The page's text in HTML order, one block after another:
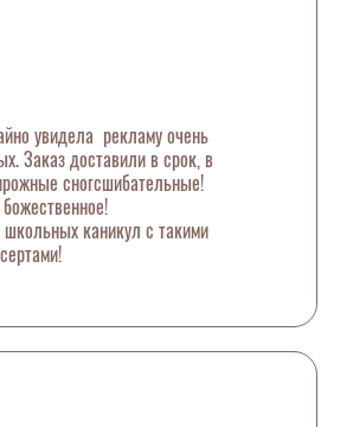
увидела рекламу очень
Заказ доставили в срок, в
сногсшибательные!
каникул с такими